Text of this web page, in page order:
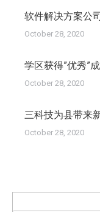
软件解决方案公
October 28, 2020
学区获得”优秀”
October 28, 2020
三科技为县带来
October 28, 2020